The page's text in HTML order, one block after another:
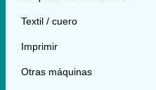
Textil / cuero
Imprimir
Otras máquinas